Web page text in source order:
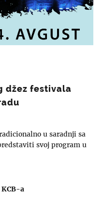
džez festivala
u saradnji sa
svoj program u
a